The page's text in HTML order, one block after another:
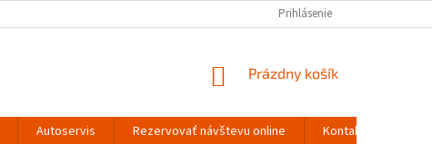
Prihlásenie
NÁKUPNÝ
Prázdny košík
Autoservis Rezervovať návštevu online
Kontakty